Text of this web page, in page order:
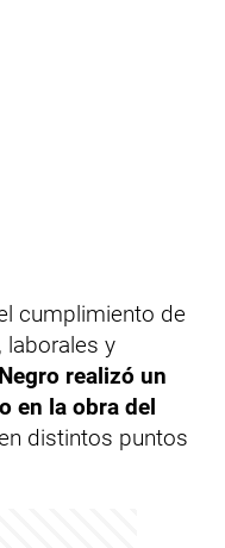
cumplimiento de
laborales y
realizó un
en la obra del
distintos puntos